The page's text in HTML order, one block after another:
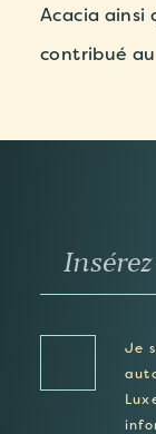
Acacia ainsi
contribué
Je